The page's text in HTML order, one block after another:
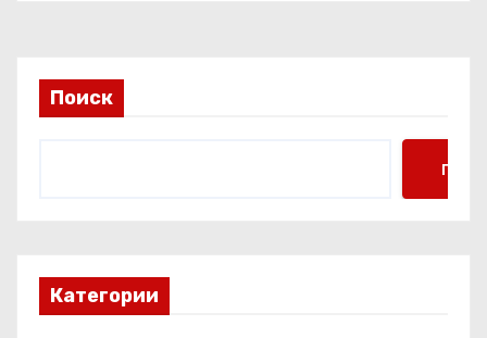
с
я
Поиск
Поиск
Категории